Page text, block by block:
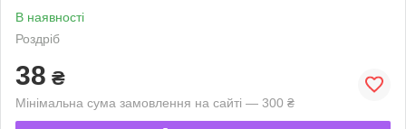
В наявності
Роздріб
38 ₴
Мінімальна сума замовлення на сайті — 300 ₴